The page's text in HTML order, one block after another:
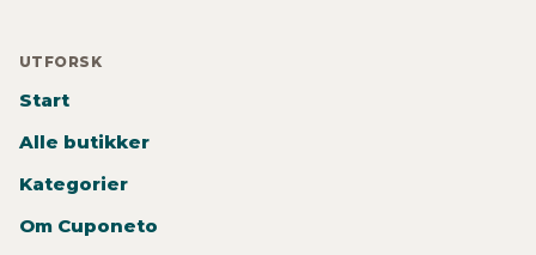
UTFORSK
Start
Alle butikker
Kategorier
Om Cuponeto